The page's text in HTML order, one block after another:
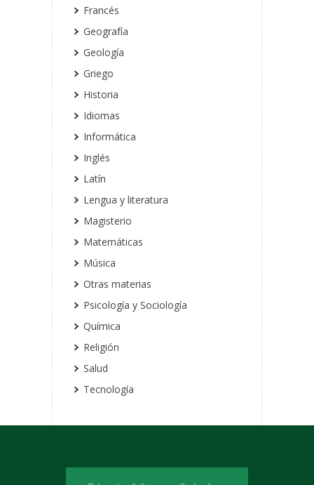
Francés
Geografía
Geología
Griego
Historia
Idiomas
Informática
Inglés
Latín
Lengua y literatura
Magisterio
Matemáticas
Música
Otras materias
Psicología y Sociología
Química
Religión
Salud
Tecnología